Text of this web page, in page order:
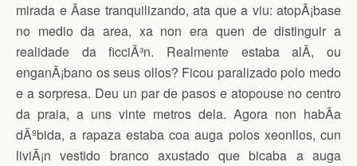
mirada e Ã­ase tranquilizando, ata que a viu: atopÃ¡base
no medio da area, xa non era quen de distinguir a
realidade da ficciÃ³n. Realmente estaba alÃ­, ou
enganÃ¡bano os seus ollos? Ficou paralizado polo medo
e a sorpresa. Deu un par de pasos e atopouse no centro
da praia, a uns vinte metros dela. Agora non habÃ­a
dÃºbida, a rapaza estaba coa auga polos xeonllos, cun
liviÃ¡n vestido branco axustado que bicaba a auga